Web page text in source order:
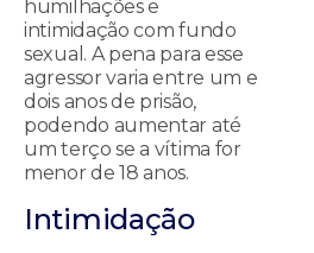
humilhações e
intimidação com fundo
sexual. A pena para esse
agressor varia entre um e
dois anos de prisão,
podendo aumentar até
um terço se a vítima for
menor de 18 anos.
Intimidação